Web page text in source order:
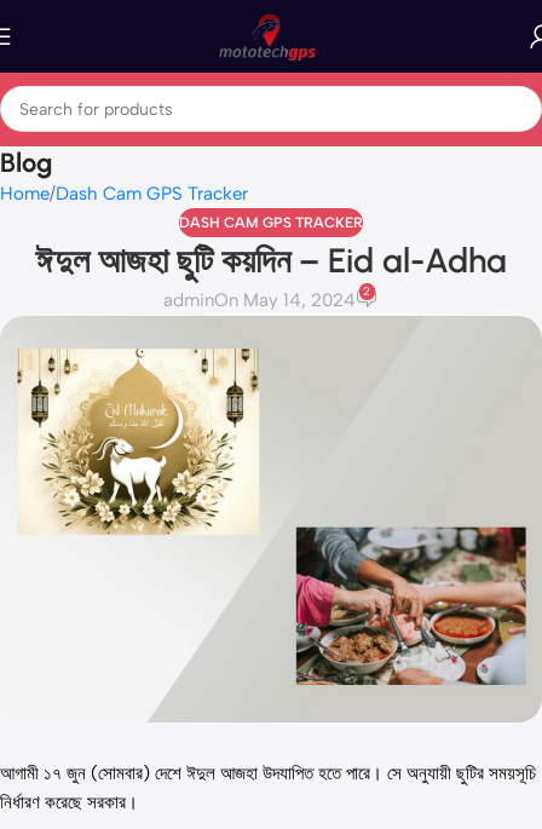
Blog
Home Dash Cam GPS Tracker
DASH CAM GPS TRACKER
ঈদুল আজহা ছুটি কয়দিন – Eid al-Adha
adminOn May 14, 2024 2
আগামী ১৭ জুন (সোমবার) দেশে ঈদুল আজহা উদযাপিত হতে পারে। সে অনুযায়ী ছুটির সময়সূচি
নির্ধারণ করেছে সরকার।